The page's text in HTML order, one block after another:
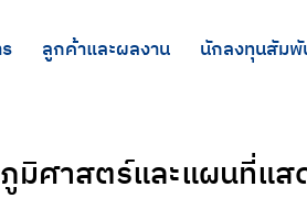
ลูกค้าและผลงาน นักลงทุนสัมพั
ศาสตร์และแผนที่แส